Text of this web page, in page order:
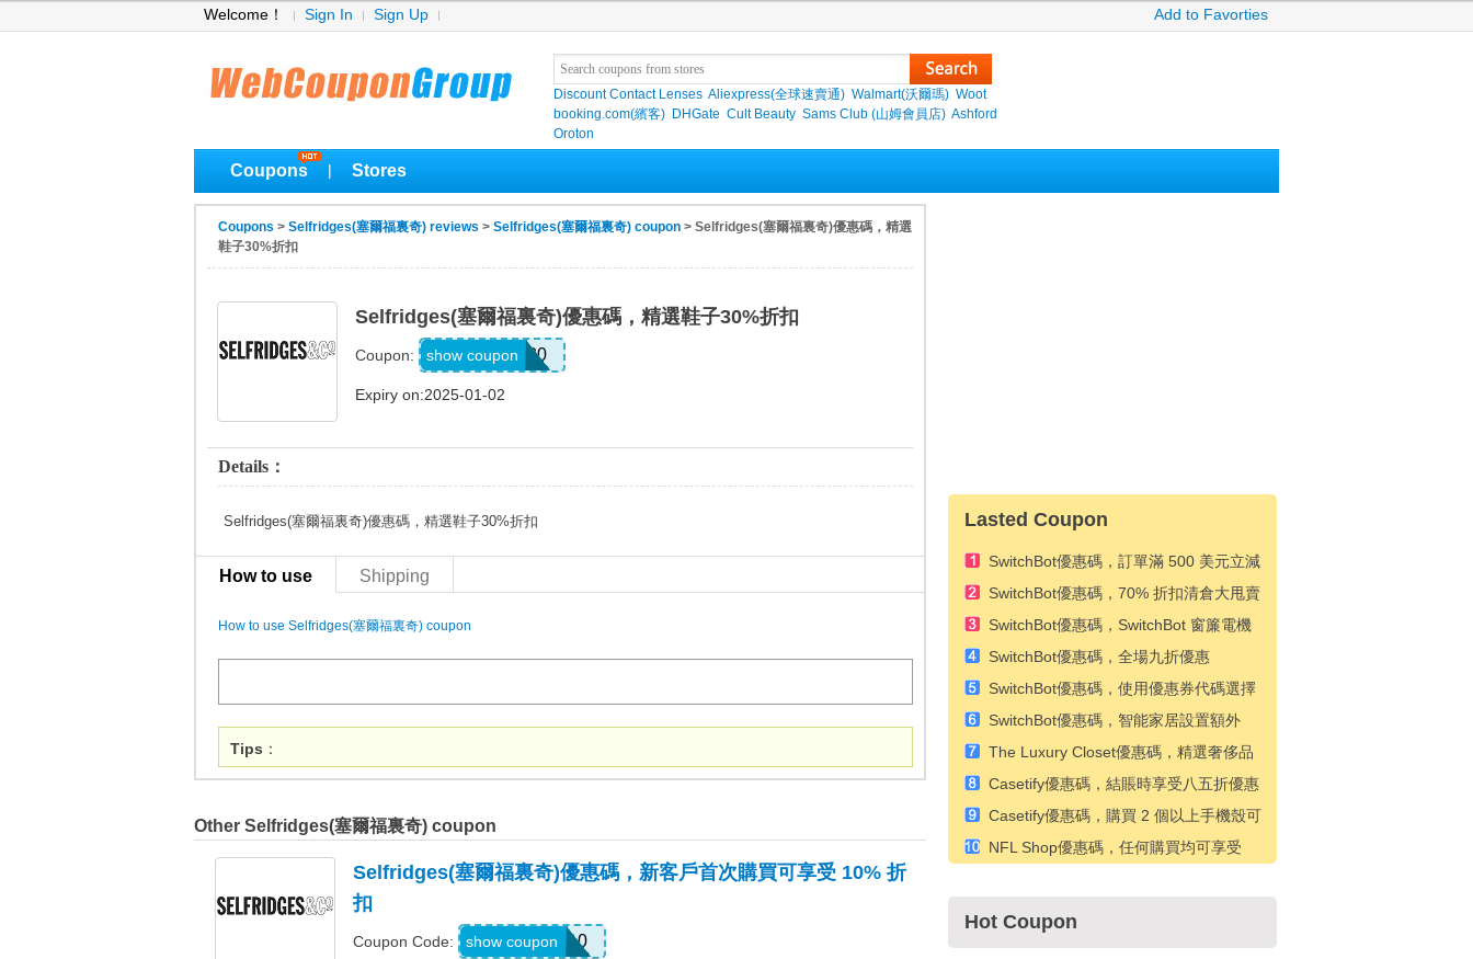
Welcome！ Sign In Sign Up Add to Favorties
Discount Contact Lenses Aliexpress(全球速賣通) Walmart(沃爾瑪) Woot
booking.com(繽客) DHGate Cult Beauty Sams Club (山姆會員店) Ashford
Oroton
Coupons Stores
Coupons > Selfridges(塞爾福裏奇) reviews > Selfridges(塞爾福裏奇) coupon > Selfridges(塞爾福裏奇)優惠碼，精選
鞋子30%折扣
Selfridges(塞爾福裏奇)優惠碼，精選鞋子30%折扣
Coupon: SHOES30
show coupon
Expiry on:2025-01-02
Details：
Selfridges(塞爾福裏奇)優惠碼，精選鞋子30%折扣
How to use Shipping
How to use Selfridges(塞爾福裏奇) coupon
Tips ：
Other Selfridges(塞爾福裏奇) coupon
Selfridges(塞爾福裏奇)優惠碼，新客戶首次購買可享受 10% 折
扣
Coupon Code: WELCOME10
show coupon
Lasted Coupon
SwitchBot優惠碼，訂單滿 500 美元立減
300 美元 + 額外 70% 折扣
SwitchBot優惠碼，70% 折扣清倉大甩賣
+ 免費送貨
SwitchBot優惠碼，SwitchBot 窗簾電機
30% 折扣 + 免費送貨
SwitchBot優惠碼，全場九折優惠
SwitchBot優惠碼，使用優惠券代碼選擇
商品可享受 5% 折扣
SwitchBot優惠碼，智能家居設置額外
10% 折扣
The Luxury Closet優惠碼，精選奢侈品
轉售商品享 15% 折扣
Casetify優惠碼，結賬時享受八五折優惠
Casetify優惠碼，購買 2 個以上手機殼可
享受 15% 折扣
NFL Shop優惠碼，任何購買均可享受
Hot Coupon